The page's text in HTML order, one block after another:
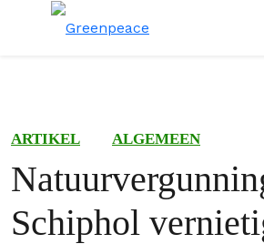
ARTIKEL ALGEMEEN
Schiphol